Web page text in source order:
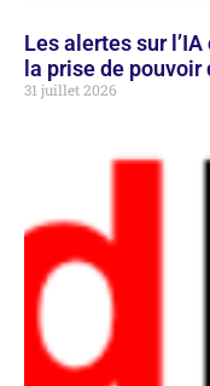
Les alertes sur
la prise de
31 juillet 2026